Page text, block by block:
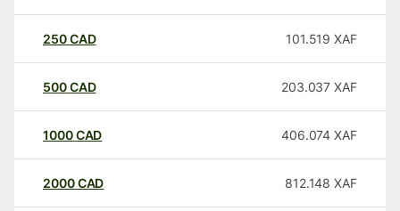
250CAD 101.519 XAF
500CAD 203.037 XAF
1000CAD 406.074 XAF
2000CAD 812.148 XAF